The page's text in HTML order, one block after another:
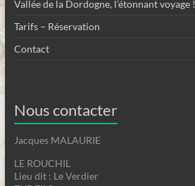
Vallée de la Dordogne, l’étonnant voyage !
Tarifs – Réservation
Contact
Nous contacter
Jacques MALAURIE
LE ROUCHIL
Lieu dit : Le Verdier